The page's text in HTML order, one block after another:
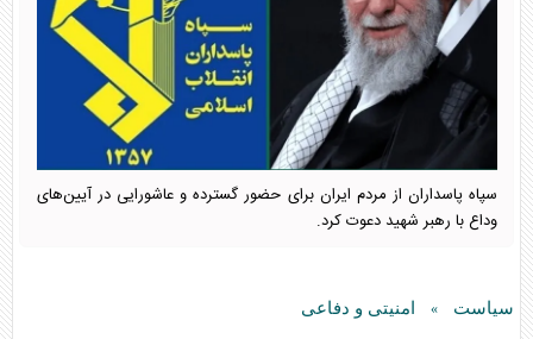
سپاه پاسداران از مردم ایران برای حضور گسترده و عاشورایی در آیین‌های
وداع با رهبر شهید دعوت کرد.
سیاست » امنیتی و دفاعی